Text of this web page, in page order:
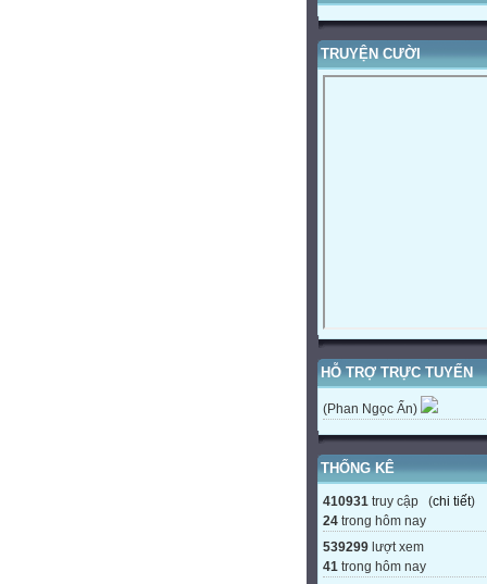
TRUYỆN CƯỜI
HỖ TRỢ TRỰC TUYẾN
(Phan Ngọc Ẩn)
THỐNG KÊ
410931 truy cập (chi tiết)
24 trong hôm nay
539299 lượt xem
41 trong hôm nay